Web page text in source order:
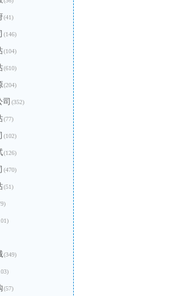
(41)
(146)
(104)
(610)
(204)
司 (352)
(77)
(102)
(126)
(470)
(51)
(349)
(57)